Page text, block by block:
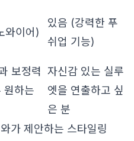
와이어)
있음 (강력한 푸
쉬업 기능)
보정력
원하는
자신감 있는 실루
엣을 연출하고 싶
은 분
가 제안하는 스타일링